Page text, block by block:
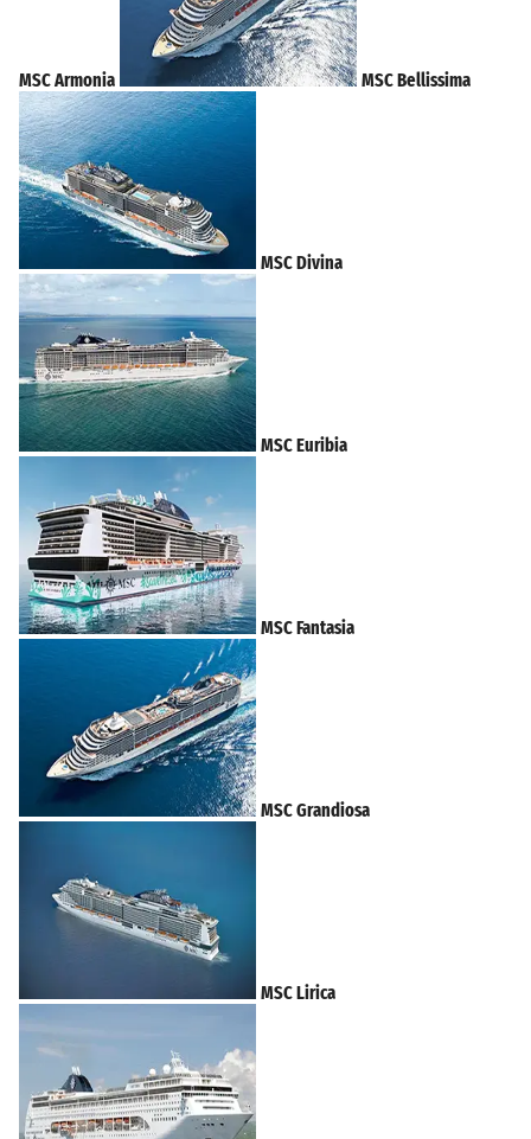
MSC Armonia MSC Bellissima
MSC Divina
MSC Euribia
MSC Fantasia
MSC Grandiosa
MSC Lirica